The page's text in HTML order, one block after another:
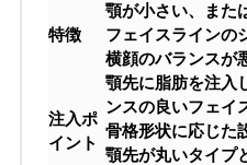
特徴
顎が小さい、また
フェイスラインの
横顔のバランスが
注入ポ
イント
顎先に脂肪を注入
ンスの良いフェイ
骨格形状に応じた
顎先が丸いタイプ